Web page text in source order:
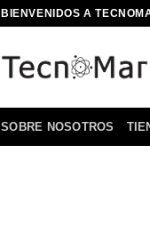
BIENVENIDOS A
SOBRE NOSOTROS